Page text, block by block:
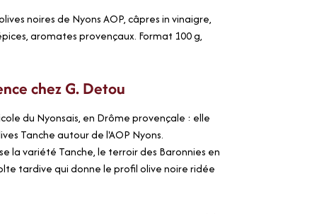
noires de Nyons AOP, câpres in vinaigre,
aromates provençaux. Format 100 g,
chez G. Detou
du Nyonsais, en Drôme provençale : elle
Tanche autour de l'AOP Nyons.
la variété Tanche, le terroir des Baronnies en
tardive qui donne le profil olive noire ridée